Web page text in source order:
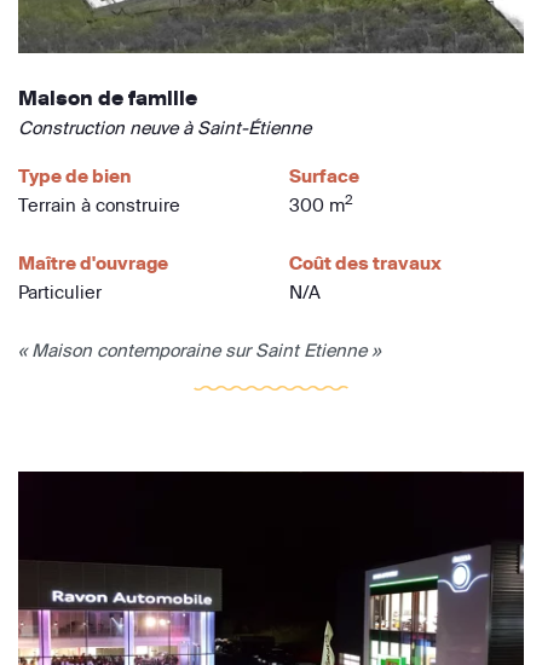
Maison de famille
Construction neuve à Saint-Étienne
Type de bien
Terrain à construire
Surface
300 m2
Maître d'ouvrage
Particulier
Coût des travaux
N/A
« Maison contemporaine sur Saint Etienne »